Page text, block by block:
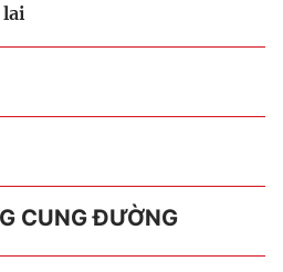
CUNG ĐƯỜNG